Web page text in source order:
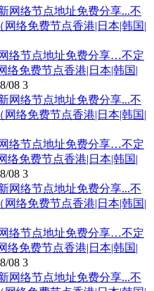
网络节点地址免费分享…不定
免费节点香港|日本|韩国|
08 3
网络节点地址免费分享…不定
免费节点香港|日本|韩国|
08 3
网络节点地址免费分享…不定
免费节点香港|日本|韩国|
08 3